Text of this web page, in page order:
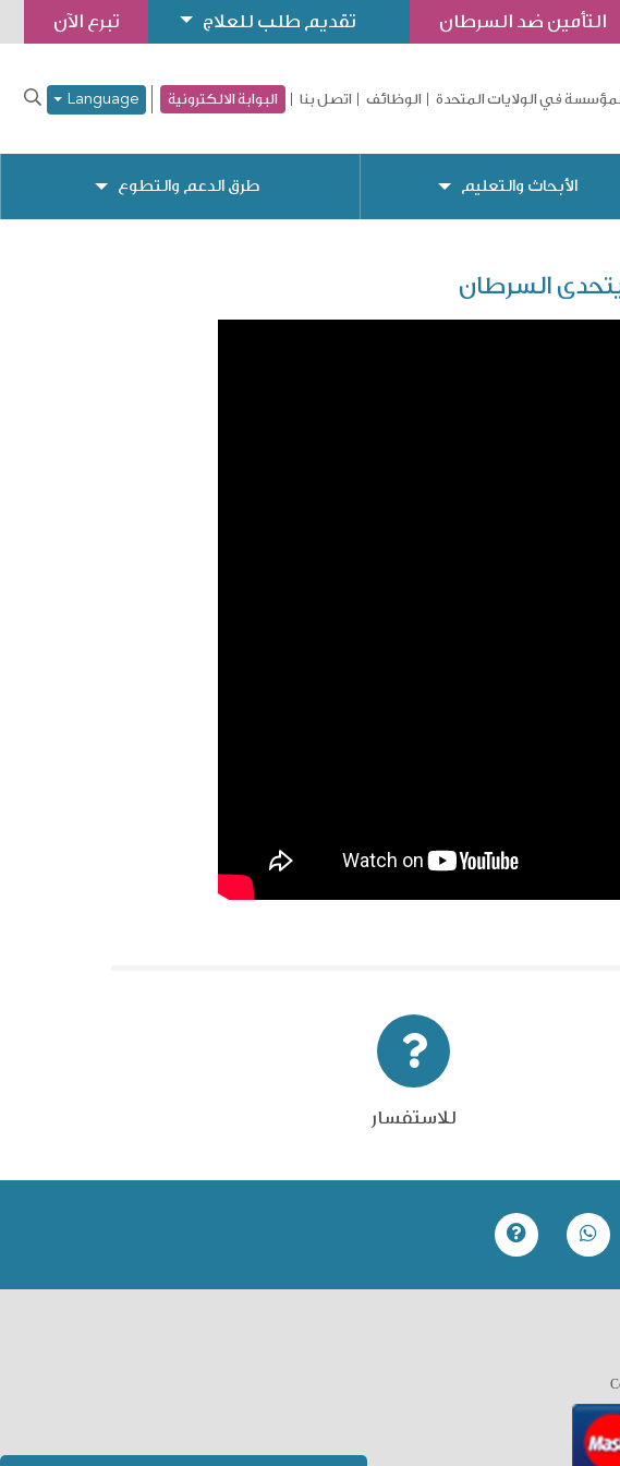
تبرع الآن تقديم طلب للعلاج التأمين ضد السرطان
في الولايات المتحدة الوظائف اتصل بنا البوابة الالكترونية Language
الأبحاث والتعليم طرق الدعم والتطوع
السرطان
للاستفسار